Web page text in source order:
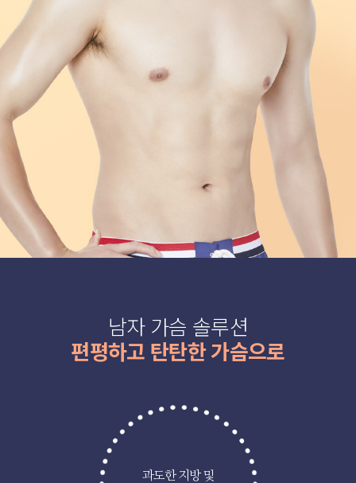
남자 가슴 솔루션
편평하고 탄탄한 가슴으로
과도한 지방 및